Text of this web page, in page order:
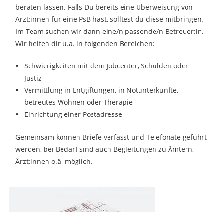
beraten lassen. Falls Du bereits eine Überweisung von
Ärzt:innen für eine PsB hast, solltest du diese mitbringen.
Im Team suchen wir dann eine/n passende/n Betreuer:in.
Wir helfen dir u.a. in folgenden Bereichen:
Schwierigkeiten mit dem Jobcenter, Schulden oder
Justiz
Vermittlung in Entgiftungen, in Notunterkünfte,
betreutes Wohnen oder Therapie
Einrichtung einer Postadresse
Gemeinsam können Briefe verfasst und Telefonate geführt
werden, bei Bedarf sind auch Begleitungen zu Ämtern,
Ärzt:innen o.ä. möglich.